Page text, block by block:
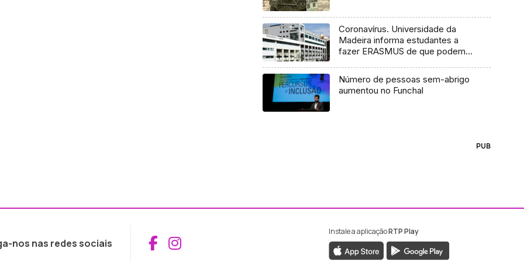
Coronavírus. Universidade da
Madeira informa estudantes a
fazer ERASMUS de que podem
Número de pessoas sem-abrigo
aumentou no Funchal
PUB
nos nas redes sociais Aceder ao Facebook da RTP Madeira
Aceder ao Instagram da RTP Madeira
Instale a aplicaçãoRTP Play